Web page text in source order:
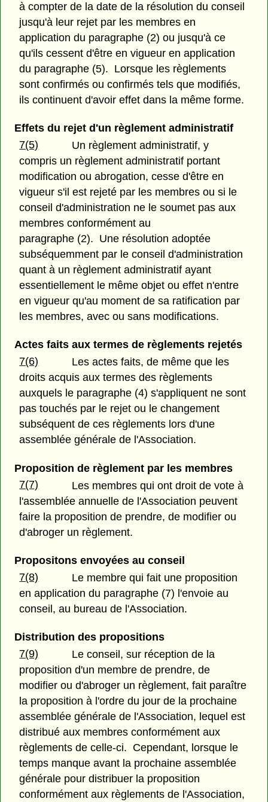
à compter de la date de la résolution du conseil
jusqu'à leur rejet par les membres en
application du paragraphe (2) ou jusqu'à ce
qu'ils cessent d'être en vigueur en application
du paragraphe (5). Lorsque les règlements
sont confirmés ou confirmés tels que modifiés,
ils continuent d'avoir effet dans la même forme.
Effets du rejet d'un règlement administratif
7(5)
Un règlement administratif, y
compris un règlement administratif portant
modification ou abrogation, cesse d'être en
vigueur s'il est rejeté par les membres ou si le
conseil d'administration ne le soumet pas aux
membres conformément au
paragraphe (2). Une résolution adoptée
subséquemment par le conseil d'administration
quant à un règlement administratif ayant
essentiellement le même objet ou effet n'entre
en vigueur qu'au moment de sa ratification par
les membres, avec ou sans modifications.
Actes faits aux termes de règlements rejetés
7(6)
Les actes faits, de même que les
droits acquis aux termes des règlements
auxquels le paragraphe (4) s'appliquent ne sont
pas touchés par le rejet ou le changement
subséquent de ces règlements lors d'une
assemblée générale de l'Association.
Proposition de règlement par les membres
7(7)
Les membres qui ont droit de vote à
l'assemblée annuelle de l'Association peuvent
faire la proposition de prendre, de modifier ou
d'abroger un règlement.
Propositons envoyées au conseil
7(8)
Le membre qui fait une proposition
en application du paragraphe (7) l'envoie au
conseil, au bureau de l'Association.
Distribution des propositions
7(9)
Le conseil, sur réception de la
proposition d'un membre de prendre, de
modifier ou d'abroger un règlement, fait paraître
la proposition à l'ordre du jour de la prochaine
assemblée générale de l'Association, lequel est
distribué aux membres conformément aux
règlements de celle-ci. Cependant, lorsque le
temps manque avant la prochaine assemblée
générale pour distribuer la proposition
conformément aux règlements de l'Association,